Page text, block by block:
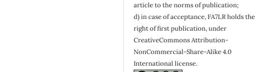
article to the norms of publication;
d) in case of acceptance, FA7LR holds the
right of first publication, under
CreativeCommons Attribution-
NonCommercial-Share-Alike 4.0
International license.